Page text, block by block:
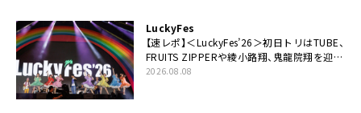
LuckyFes
【速レポ】＜LuckyFes’26＞初日トリはTUBE、
FRUITS ZIPPERや綾小路翔、鬼龍院翔を迎え
た豪華コラボも「知ってたらぜひ一緒に歌っ
2026.08.08